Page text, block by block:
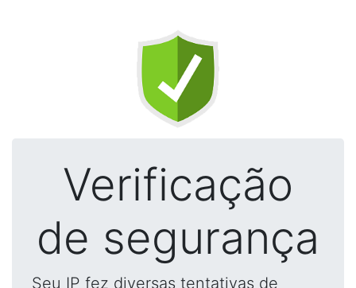
Verificação
de segurança
Seu IP fez diversas tentativas de